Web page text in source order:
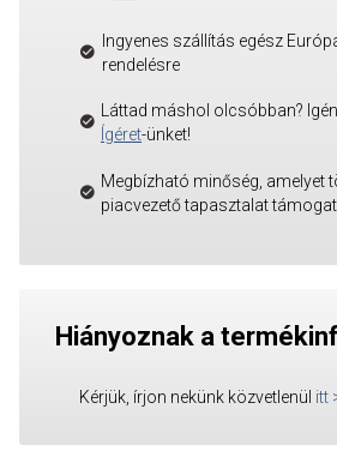
Ingyenes szállítás egész
rendelésre
Láttad máshol olcsóbban?
Ígéret-ünket!
Megbízható minőség, amelyet
piacvezető tapasztalat támogat.
Hiányoznak a
Kérjük, írjon nekünk közvetlenül itt